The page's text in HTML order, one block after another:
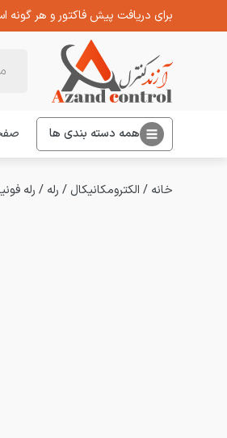
برای دریافت پیش فاکتور و هر گونه
همه دسته بندی ها
خانه / الکترومکانیکال / رله / رله